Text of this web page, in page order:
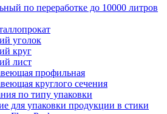
по переработке до 10000 литров
уголок
круг
лист
профильная
круглого сечения
по типу упаковки
для упаковки продукции в стики